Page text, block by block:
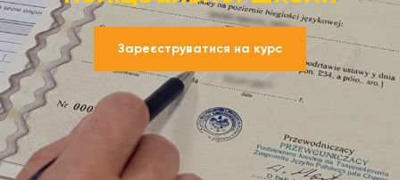
Зареєструватися на курс